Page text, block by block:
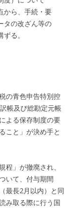
から、手続・要
タの改ざん等の
る。
の青色申告特別控
帳及び総勘定元帳
よる保存制度の要
こと」が決め手と
」が撤廃され、
いて、付与期間
最長2月以内）と同
み取る際に行う国